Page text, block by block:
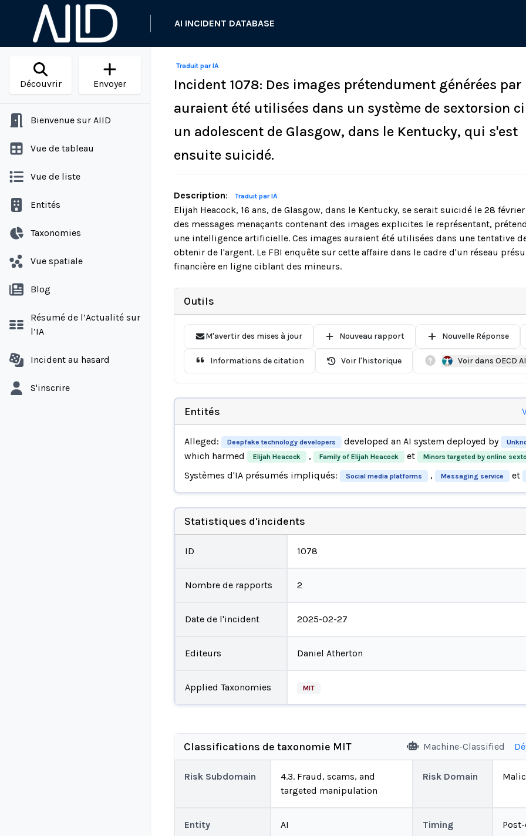
AI INCIDENT DATABASE
Découvrir Envoyer
Bienvenue sur AIID
Vue de tableau
Vue de liste
Entités
Taxonomies
Vue spatiale
Blog
Résumé de l’Actualité sur
l’IA
Incident au hasard
S'inscrire
Traduit par IA
Incident 1078: Des images prétendument générées par
auraient été utilisées dans un système de sextorsion
un adolescent de Glasgow, dans le Kentucky, qui s'est
ensuite suicidé.
Description: Traduit par IA
Elijah Heacock, 16 ans, de Glasgow, dans le Kentucky, se serait suicidé le 28
des messages menaçants contenant des images explicites le représentant,
une intelligence artificielle. Ces images auraient été utilisées dans une tentative
obtenir de l'argent. Le FBI enquête sur cette affaire dans le cadre d'un réseau
financière en ligne ciblant des mineurs.
Outils
M'avertir des mises à jour Nouveau rapport Nouvelle Réponse
Informations de citation Voir l'historique Voir dans OECD
Entités
Alleged: Deepfake technology developers developed an AI system deployed by
which harmed
Elijah Heacock , Family of Elijah Heacock et Minors targeted by online
Systèmes d'IA présumés impliqués:
Social media platforms , Messaging service et
Statistiques d'incidents
ID 1078
Nombre de rapports 2
Date de l'incident 2025-02-27
Editeurs Daniel Atherton
Applied Taxonomies MIT
Classifications de taxonomie MIT Machine-Classified
Risk Subdomain
4.3. Fraud, scams, and
targeted manipulation
Risk Domain
Entity AI Timing